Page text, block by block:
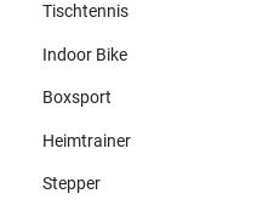
Tischtennis
Indoor Bike
Boxsport
Heimtrainer
Stepper